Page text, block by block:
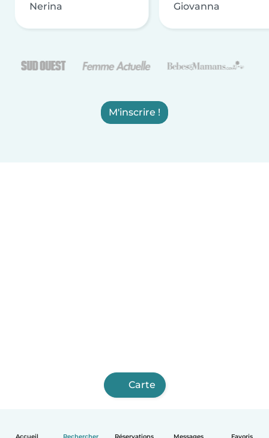
Accueil Rechercher Réservations Messages Favoris
Nerina Giovanna
M'inscrire !
Carte